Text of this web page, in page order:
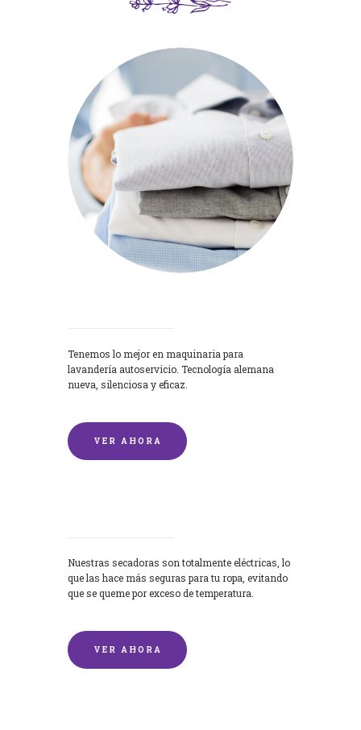
Tenemos lo mejor en maquinaria para
lavandería autoservicio. Tecnología alemana
nueva, silenciosa y eficaz.
VER AHORA
Nuestras secadoras son totalmente eléctricas, lo
que las hace más seguras para tu ropa, evitando
que se queme por exceso de temperatura.
VER AHORA